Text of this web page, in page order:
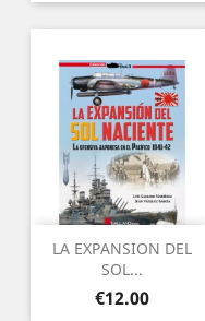
LA EXPANSION DEL
SOL...
Price
€12.00